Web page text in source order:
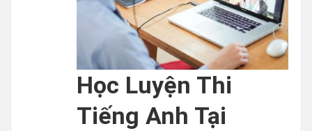
Học Luyện Thi
Tiếng Anh Tại